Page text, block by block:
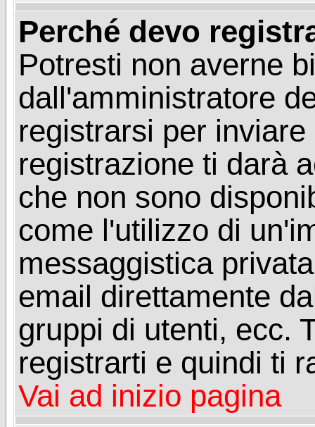
Perché devo
Potresti non averne
dall'amministratore
registrarsi per
registrazione ti darà
che non sono
come l'utilizzo di
messaggistica
email direttamente
gruppi di utenti, ecc.
registrarti e quindi ti
Vai ad inizio pagina